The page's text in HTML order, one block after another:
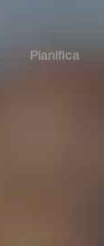
Pianifica